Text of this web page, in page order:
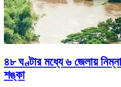
৪৮ ঘণ্টার মধ্যে ৬ জেলায়
শঙ্কা